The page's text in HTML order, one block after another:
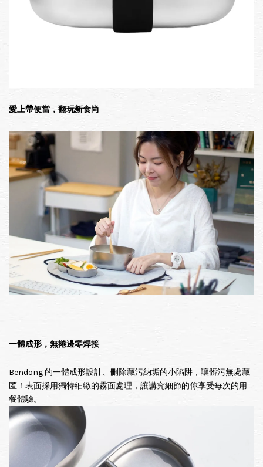
愛上帶便當，翻玩新食尚
一體成形，無捲邊零焊接
Bendong 的一體成形設計、刪除藏污納垢的小陷阱，讓髒污無處藏
匿！表面採用獨特細緻的霧面處理，讓講究細節的你享受每次的用
餐體驗。